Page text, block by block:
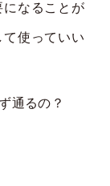
になることが
使っていい
通るの？